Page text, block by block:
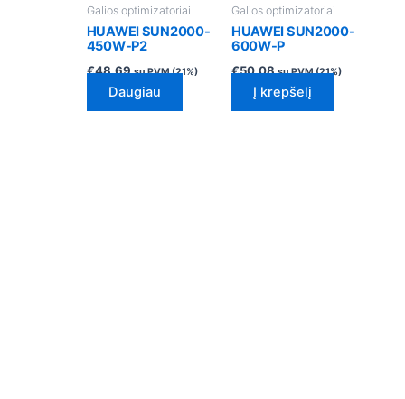
Galios optimizatoriai
HUAWEI SUN2000-
450W-P2
€48.69 su PVM (21%)
Daugiau
Galios optimizatoriai
HUAWEI SUN2000-
600W-P
€50.08 su PVM (21%)
Į krepšelį